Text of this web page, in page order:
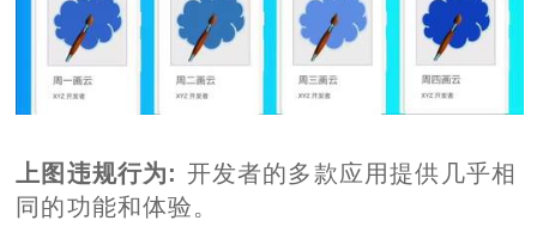
上图违规行为: 开发者的多款应用提供几乎相
同的功能和体验。